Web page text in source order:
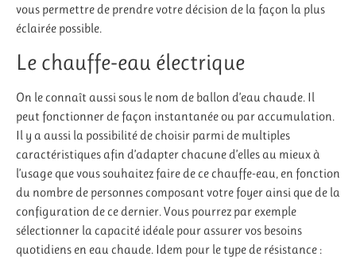
vous permettre de prendre votre décision de la façon la plus
éclairée possible.
Le chauffe-eau électrique
On le connaît aussi sous le nom de ballon d’eau chaude. Il
peut fonctionner de façon instantanée ou par accumulation.
Il y a aussi la possibilité de choisir parmi de multiples
caractéristiques afin d’adapter chacune d’elles au mieux à
l’usage que vous souhaitez faire de ce chauffe-eau, en fonction
du nombre de personnes composant votre foyer ainsi que de la
configuration de ce dernier. Vous pourrez par exemple
sélectionner la capacité idéale pour assurer vos besoins
quotidiens en eau chaude. Idem pour le type de résistance :